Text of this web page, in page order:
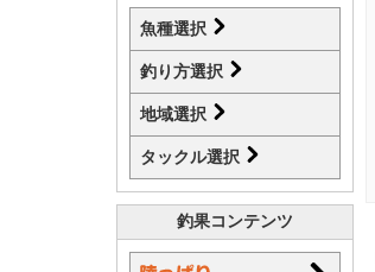
魚種選択
釣り方選択
地域選択
タックル選択
釣果コンテンツ